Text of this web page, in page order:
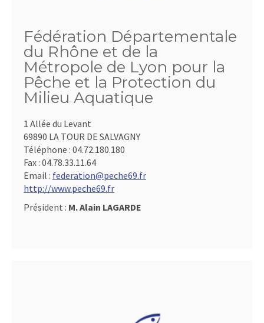
Fédération Départementale
du Rhône et de la
Métropole de Lyon pour la
Pêche et la Protection du
Milieu Aquatique
1 Allée du Levant
69890 LA TOUR DE SALVAGNY
Téléphone : 04.72.180.180
Fax : 04.78.33.11.64
Email : federation@peche69.fr
http://www.peche69.fr
Président : M. Alain LAGARDE